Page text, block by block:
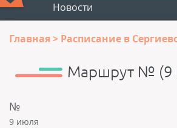
Новости
Главная Расписание в
Маршрут № (9
№
9 июля